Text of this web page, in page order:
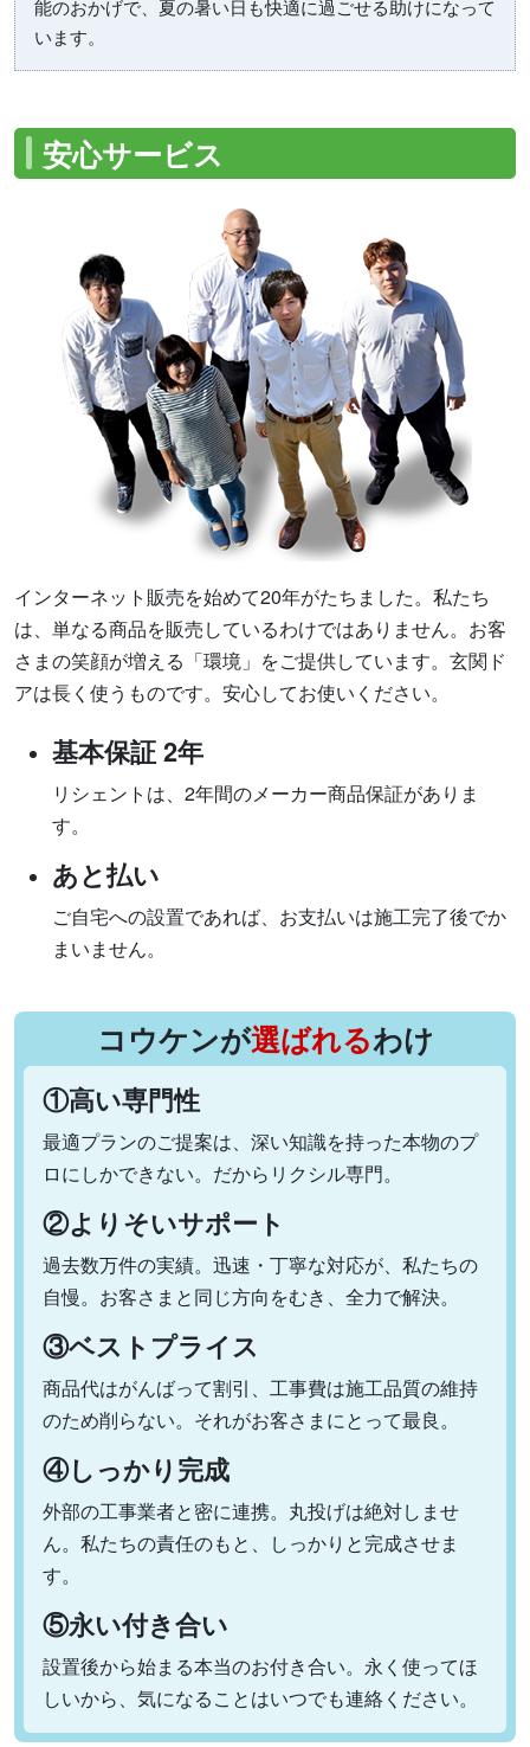
能のおかげで、夏の暑い日も快適に過ごせる助けになって
います。
安心サービス
インターネット販売を始めて20年がたちました。私たち
は、単なる商品を販売しているわけではありません。お客
さまの笑顔が増える「環境」をご提供しています。玄関ド
アは長く使うものです。安心してお使いください。
基本保証 2年
リシェントは、2年間のメーカー商品保証がありま
す。
あと払い
ご自宅への設置であれば、お支払いは施工完了後でか
まいません。
コウケンが選ばれるわけ
①高い専門性
最適プランのご提案は、深い知識を持った本物のプ
ロにしかできない。だからリクシル専門。
②よりそいサポート
過去数万件の実績。迅速・丁寧な対応が、私たちの
自慢。お客さまと同じ方向をむき、全力で解決。
③ベストプライス
商品代はがんばって割引、工事費は施工品質の維持
のため削らない。それがお客さまにとって最良。
④しっかり完成
外部の工事業者と密に連携。丸投げは絶対しませ
ん。私たちの責任のもと、しっかりと完成させま
す。
⑤永い付き合い
設置後から始まる本当のお付き合い。永く使ってほ
しいから、気になることはいつでも連絡ください。